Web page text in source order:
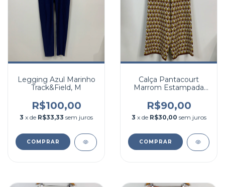
Legging Azul Marinho
Track&Field, M
R$100,00
3 x de R$33,33 sem juros
COMPRAR
Calça Pantacourt
Marrom Estampada
R$90,00
3 x de R$30,00 sem juros
COMPRAR